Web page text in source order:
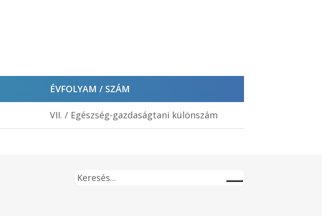
ÉVFOLYAM / SZÁM
VII. / Egészség-gazdaságtani különszám
Keresés